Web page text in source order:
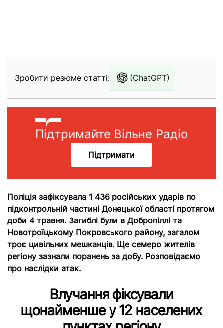
Зробити резюме статті: (ChatGPT)
Підтримайте Вільне Радіо
Підтримати
Поліція зафіксувала 1 436 російських ударів по
підконтрольній частині Донецької області протягом
доби 4 травня. Загиблі були в Добропіллі та
Новотроїцькому Покровського району, загалом
троє цивільних мешканців. Ще семеро жителів
регіону зазнали поранень за добу. Розповідаємо
про наслідки атак.
Влучання фіксували
щонайменше у 12 населених